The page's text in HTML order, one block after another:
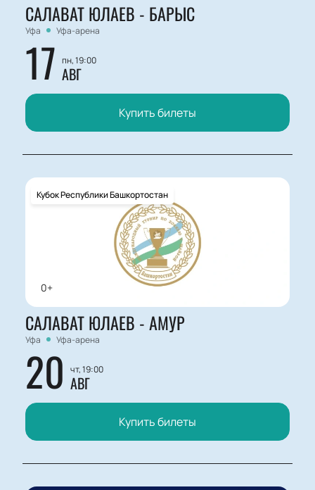
САЛАВАТ ЮЛАЕВ - БАРЫС
Уфа Уфа-арена
17 пн, 19:00
АВГ
Купить билеты
0+
Кубок Республики Башкортостан
САЛАВАТ ЮЛАЕВ - АМУР
Уфа Уфа-арена
20 чт, 19:00
АВГ
Купить билеты